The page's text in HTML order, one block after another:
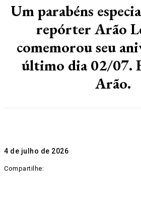
Um parabéns
repórter Arão
comemorou seu
último dia 02/07.
Arão.
4 de julho de 2026
Compartilhe: